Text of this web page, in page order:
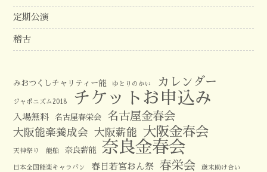
定期公演
稽古
みおつくしチャリティー能 ゆとりのかい カレンダー
ジャポニズム2018 チケットお申込み
入場無料 名古屋春栄会 名古屋金春会
大阪能楽養成会 大阪薪能 大阪金春会
天神祭り 能船 奈良薪能 奈良金春会
日本全国能楽キャラバン 春日若宮おん祭 春栄会 歳末助け合い